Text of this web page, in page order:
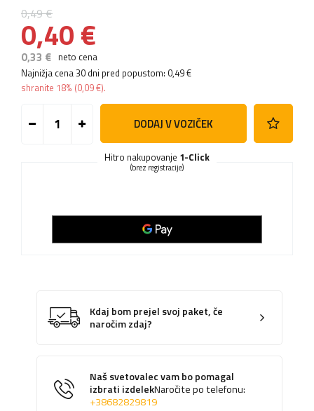
0,49 €
0,40 €
0,33 € neto cena
Najnižja cena 30 dni pred popustom: 0,49 €
shranite 18% (0,09 €).
DODAJ V VOZIČEK
Hitro nakupovanje 1-Click
(brez registracije)
Kdaj bom prejel svoj paket, če
naročim zdaj?
Naš svetovalec vam bo pomagal
izbrati izdelekNaročite po telefonu:
+38682829819